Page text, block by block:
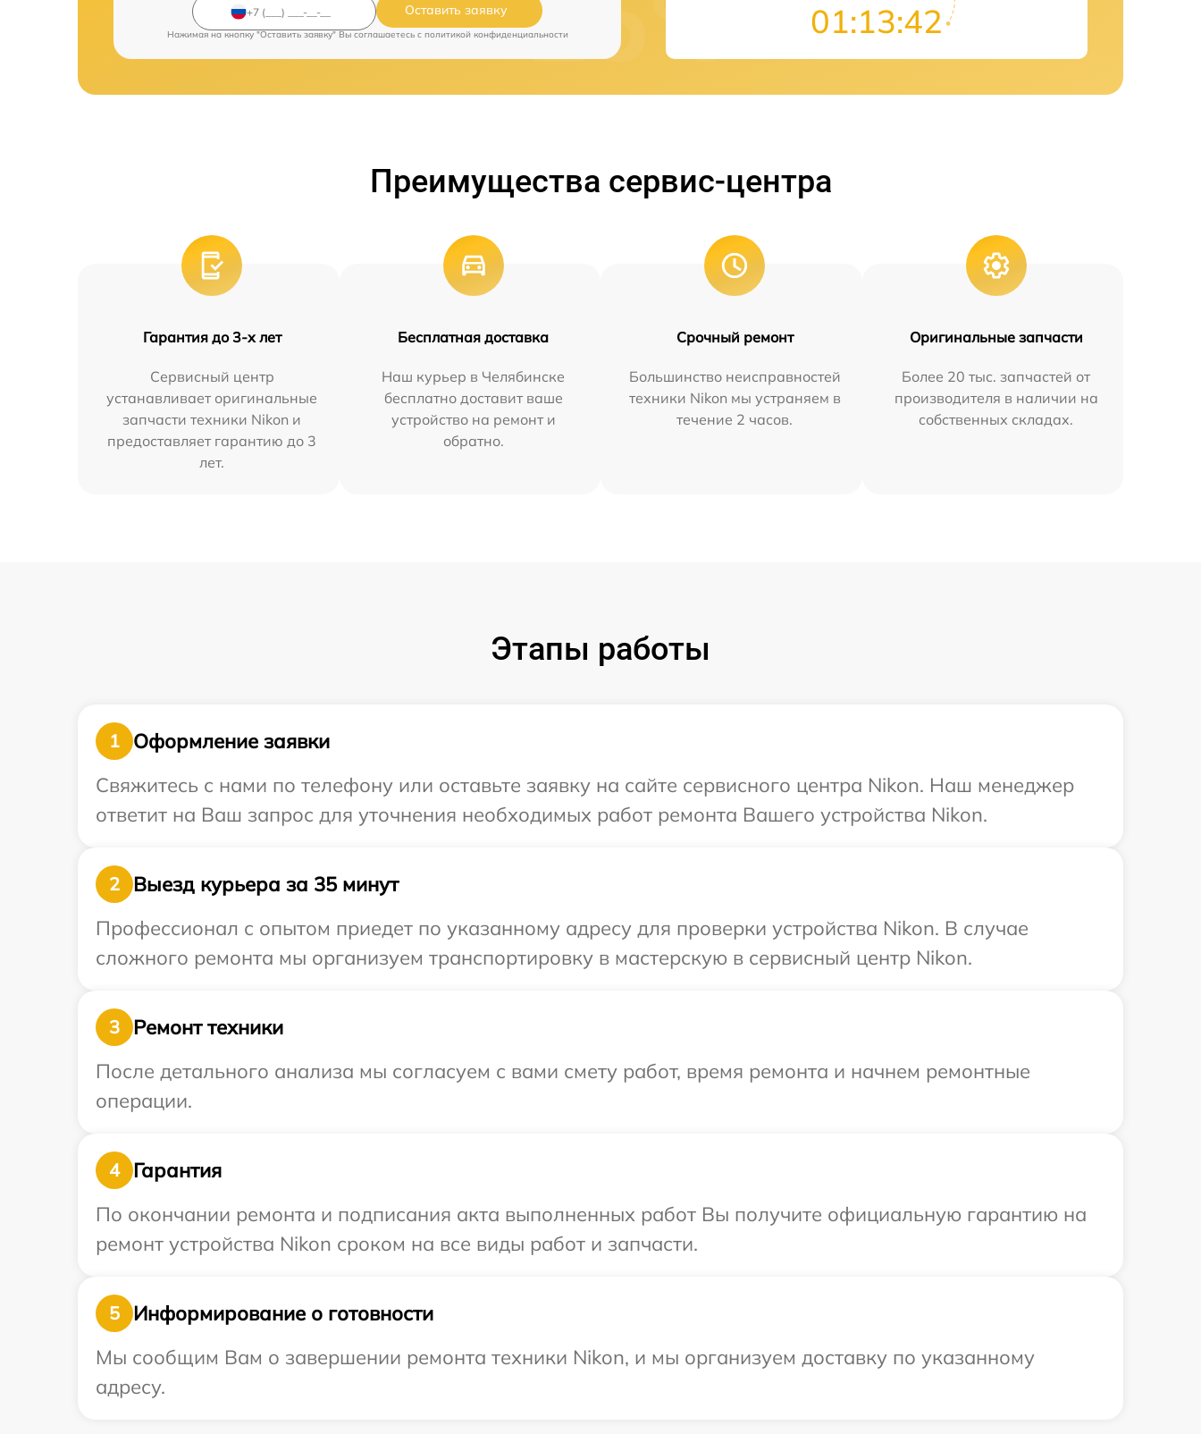
Оставить заявку
Нажимая на кнопку "Оставить заявку" Вы соглашаетесь c политикой конфиденциальности 01:13:41
Преимущества сервис-центра
Гарантия до 3-х лет
Сервисный центр
устанавливает оригинальные
запчасти техники Nikon и
предоставляет гарантию до 3
лет.
Бесплатная доставка
Наш курьер в Челябинске
бесплатно доставит ваше
устройство на ремонт и
обратно.
Срочный ремонт
Большинство неисправностей
техники Nikon мы устраняем в
течение 2 часов.
Оригинальные запчасти
Более 20 тыс. запчастей от
производителя в наличии на
собственных складах.
Этапы работы
1
Оформление заявки
Свяжитесь с нами по телефону или оставьте заявку на сайте сервисного центра Nikon. Наш менеджер
ответит на Ваш запрос для уточнения необходимых работ ремонта Вашего устройства Nikon.
2
Выезд курьера за 35 минут
Профессионал с опытом приедет по указанному адресу для проверки устройства Nikon. В случае
сложного ремонта мы организуем транспортировку в мастерскую в сервисный центр Nikon.
3
Ремонт техники
После детального анализа мы согласуем с вами смету работ, время ремонта и начнем ремонтные
операции.
4
Гарантия
По окончании ремонта и подписания акта выполненных работ Вы получите официальную гарантию на
ремонт устройства Nikon сроком на все виды работ и запчасти.
5
Информирование о готовности
Мы сообщим Вам о завершении ремонта техники Nikon, и мы организуем доставку по указанному
адресу.